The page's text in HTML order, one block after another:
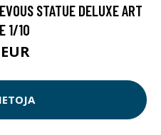
STATUE DELUXE ART
1/10